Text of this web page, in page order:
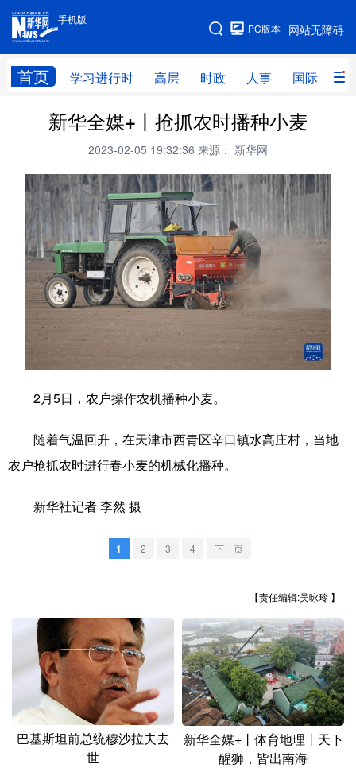
手机版
网站无障碍
PC版本
首页 学习进行时 高层 时政 人事 国际 财
手机版
网站地图
学习进行时 高层 时政 人事
财经 网评
台湾 思客智库 全球连线 教育
科技 科创 量子
文化 书画 健康
访谈 视频 图片
法律 中央文件 汽车
食品 数字经济
北京 天津 河北 山西
辽宁 吉林 上海 江苏
浙江 安徽 福建 江西
山东 河南 湖北 湖南
广东 广西 海南 重庆
新华全媒+丨抢抓农时播种小麦
2023-02-05 19:32:36 来源： 新华网
2月5日，农户操作农机播种小麦。
随着气温回升，在天津市西青区辛口镇水高庄村，当地
农户抢抓农时进行春小麦的机械化播种。
新华社记者 李然 摄
1 2 3 4 下一页
【责任编辑:吴咏玲 】
巴基斯坦前总统穆沙拉夫去
世
新华全媒+丨体育地理丨天下
醒狮，皆出南海